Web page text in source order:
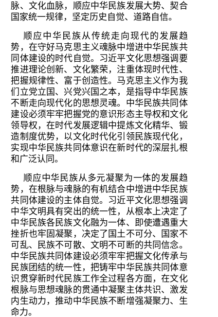
脉、文化血脉，顺应中华民族发展大势、契合
国家统一规律，坚定历史自觉、道路自信。
顺应中华民族从传统走向现代的发展趋
势，在守好马克思主义魂脉中增进中华民族共
同体建设的时代自觉。习近平文化思想强调要
推进理论创新、文化繁荣，注重体现时代性、
把握规律性、富于创造性。马克思主义作为我
们立党立国、兴党兴国之本，是指导中华民族
不断走向现代化的思想灵魂。中华民族共同体
建设必须牢牢把握党的意识形态主导权和文化
领导权，在时代发展逻辑中提炼文化精华、锻
造制度优势，以文化时代化引领民族现代化，
实现中华民族共同体意识在新时代的深层扎根
和广泛认同。
顺应中华民族从多元凝聚为一体的发展趋
势，在根脉与魂脉的有机结合中增进中华民族
共同体建设的主体自觉。习近平文化思想强调
中华文明具有突出的统一性，从根本上决定了
中华民族各民族文化融为一体、即使遭遇重大
挫折也牢固凝聚，决定了国土不可分、国家不
可乱、民族不可散、文明不可断的共同信念。
中华民族共同体建设必须牢牢把握文化传承与
民族团结的统一性，把铸牢中华民族共同体意
识贯穿新时代民族工作全过程各方面，在文化
根脉与思想魂脉的贯通中凝聚主体共识、激发
内生动力，推动中华民族不断增强凝聚力、生
命力。